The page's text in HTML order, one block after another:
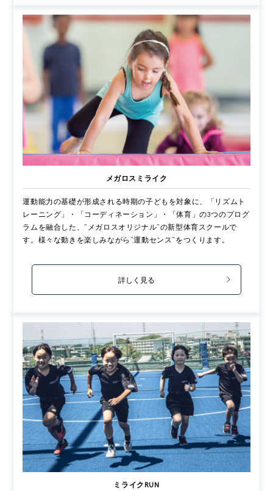
メガロスミライク
運動能力の基礎が形成される時期の子どもを対象に、「リズムト
レーニング」・「コーディネーション」・「体育」の3つのプログ
ラムを融合した、”メガロスオリジナル”の新型体育スクールで
す。様々な動きを楽しみながら“運動センス”をつくります。
詳しく見る
ミライクRUN